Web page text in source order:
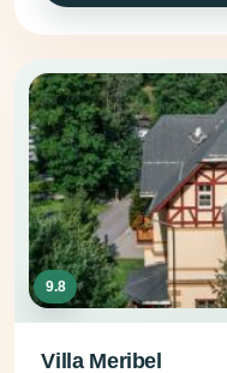
9.8
Villa Meribel